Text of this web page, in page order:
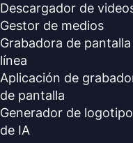
Descargador de
Gestor de medios
Grabadora de pantalla
línea
Aplicación de
de pantalla
Generador de
de IA